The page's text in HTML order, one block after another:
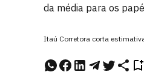
da média para os
Itaú Corretora corta